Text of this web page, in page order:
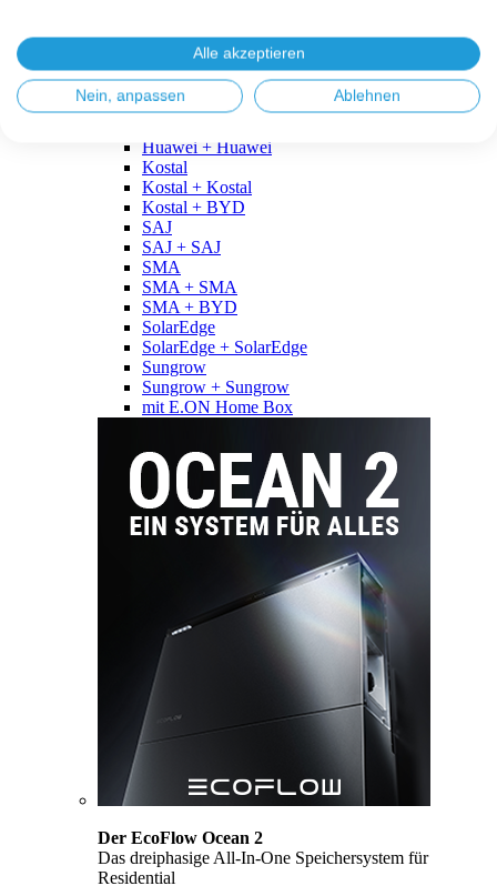
Fronius + BYD
GoodWe
GoodWe + GoodWe
GoodWe + BYD
Huawei + Huawei
Kostal
Kostal + Kostal
Kostal + BYD
SAJ
SAJ + SAJ
SMA
SMA + SMA
SMA + BYD
SolarEdge
SolarEdge + SolarEdge
Sungrow
Sungrow + Sungrow
mit E.ON Home Box
Der EcoFlow Ocean 2
Das dreiphasige All-In-One Speichersystem für
Residential
Alle akzeptieren
Nein, anpassen Ablehnen